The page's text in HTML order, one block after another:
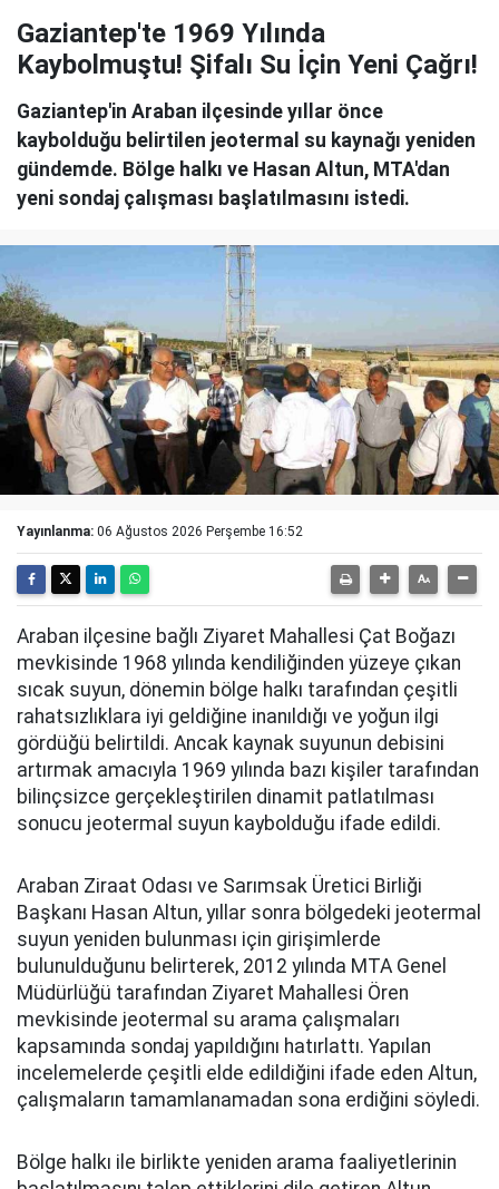
Gaziantep'te 1969 Yılında
Kaybolmuştu! Şifalı Su İçin Yeni Çağrı!
Gaziantep'in Araban ilçesinde yıllar önce
kaybolduğu belirtilen jeotermal su kaynağı yeniden
gündemde. Bölge halkı ve Hasan Altun, MTA'dan
yeni sondaj çalışması başlatılmasını istedi.
Yayınlanma: 06 Ağustos 2026 Perşembe 16:52
Araban ilçesine bağlı Ziyaret Mahallesi Çat Boğazı
mevkisinde 1968 yılında kendiliğinden yüzeye çıkan
sıcak suyun, dönemin bölge halkı tarafından çeşitli
rahatsızlıklara iyi geldiğine inanıldığı ve yoğun ilgi
gördüğü belirtildi. Ancak kaynak suyunun debisini
artırmak amacıyla 1969 yılında bazı kişiler tarafından
bilinçsizce gerçekleştirilen dinamit patlatılması
sonucu jeotermal suyun kaybolduğu ifade edildi.
Araban Ziraat Odası ve Sarımsak Üretici Birliği
Başkanı Hasan Altun, yıllar sonra bölgedeki jeotermal
suyun yeniden bulunması için girişimlerde
bulunulduğunu belirterek, 2012 yılında MTA Genel
Müdürlüğü tarafından Ziyaret Mahallesi Ören
mevkisinde jeotermal su arama çalışmaları
kapsamında sondaj yapıldığını hatırlattı. Yapılan
incelemelerde çeşitli elde edildiğini ifade eden Altun,
çalışmaların tamamlanamadan sona erdiğini söyledi.
Bölge halkı ile birlikte yeniden arama faaliyetlerinin